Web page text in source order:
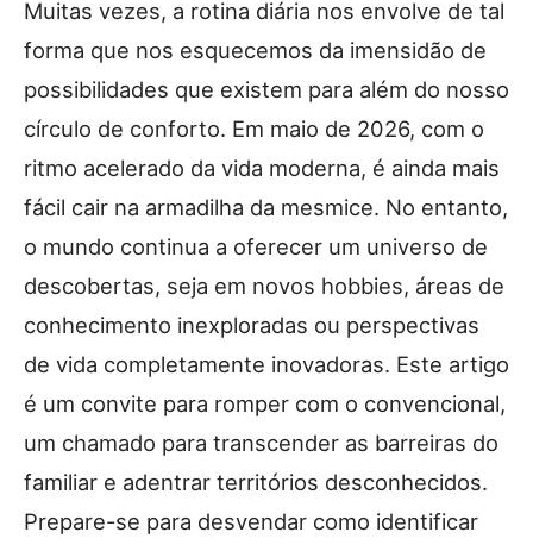
Muitas vezes, a rotina diária nos envolve de tal
forma que nos esquecemos da imensidão de
possibilidades que existem para além do nosso
círculo de conforto. Em maio de 2026, com o
ritmo acelerado da vida moderna, é ainda mais
fácil cair na armadilha da mesmice. No entanto,
o mundo continua a oferecer um universo de
descobertas, seja em novos hobbies, áreas de
conhecimento inexploradas ou perspectivas
de vida completamente inovadoras. Este artigo
é um convite para romper com o convencional,
um chamado para transcender as barreiras do
familiar e adentrar territórios desconhecidos.
Prepare-se para desvendar como identificar